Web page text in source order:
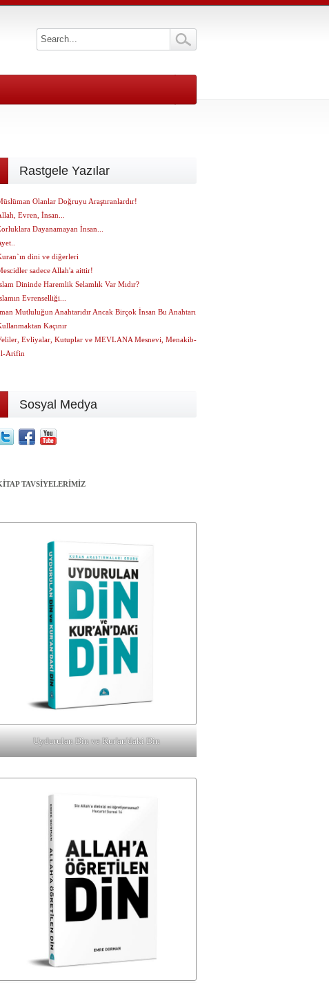
Rastgele Yazılar
Olanlar Doğruyu Araştıranlardır!
Evren, İnsan...
Dayanamayan İnsan...
dini ve diğerleri
sadece Allah'a aittir!
Dininde Haremlik Selamlık Var Mıdır?
Evrenselliği...
Mutluluğun Anahtarıdır Ancak Birçok İnsan Bu Anahtarı
Kaçınır
Evliyalar, Kutuplar ve MEVLANA Mesnevi, Menakib-
Arifin
Sosyal Medya
TAVSİYELERİMİZ
Uydurulan Din ve Kur'an'daki Din